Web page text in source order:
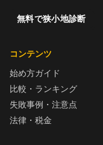
無料で狭小地診断
コンテンツ
始め方ガイド
比較・ランキング
失敗事例・注意点
法律・税金